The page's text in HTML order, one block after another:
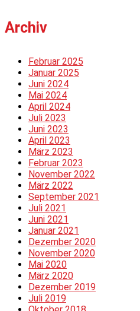
Archiv
Februar 2025
Januar 2025
Juni 2024
Mai 2024
April 2024
Juli 2023
Juni 2023
April 2023
März 2023
Februar 2023
November 2022
März 2022
September 2021
Juli 2021
Juni 2021
Januar 2021
Dezember 2020
November 2020
Mai 2020
März 2020
Dezember 2019
Juli 2019